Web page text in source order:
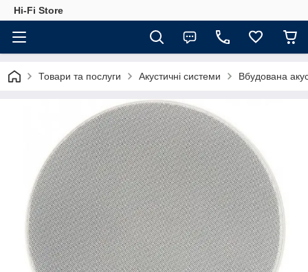
Hi-Fi Store
Товари та послуги Акустичні системи Вбудована